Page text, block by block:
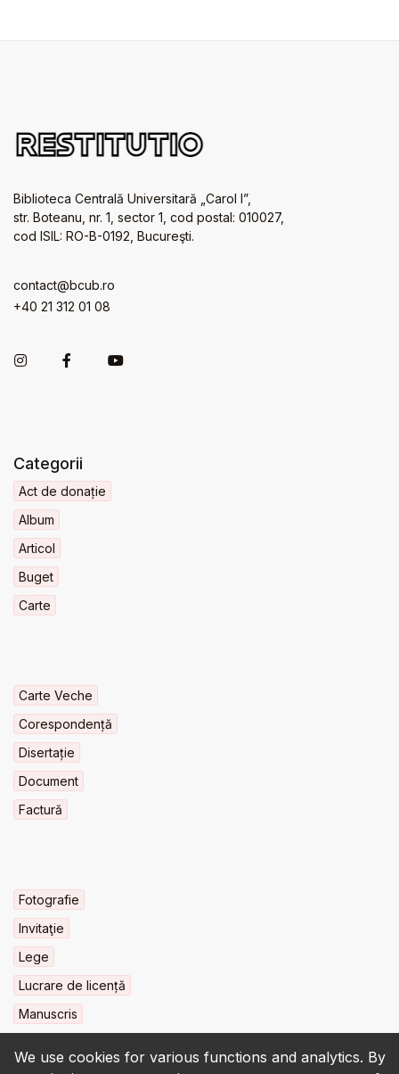
We use cookies for various functions and analytics. By
Biblioteca Centrală Universitară „Carol I”,
str. Boteanu, nr. 1, sector 1, cod postal: 010027,
cod ISIL: RO-B-0192, Bucureşti.
contact@bcub.ro
+40 21 312 01 08
Categorii
Act de donație
Album
Articol
Buget
Carte
Carte Veche
Corespondență
Disertație
Document
Factură
Fotografie
Invitaţie
Lege
Lucrare de licență
Manuscris